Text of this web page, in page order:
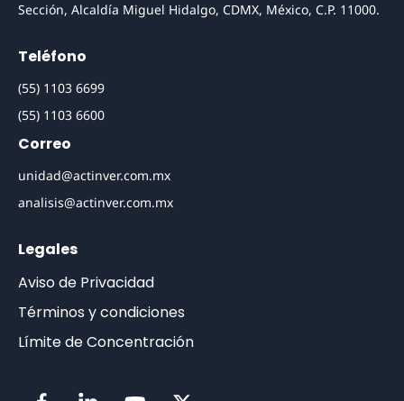
Sección, Alcaldía Miguel Hidalgo, CDMX, México, C.P. 11000.
Teléfono
(55) 1103 6699
(55) 1103 6600
Correo
unidad@actinver.com.mx
analisis@actinver.com.mx
Legales
Aviso de Privacidad
Términos y condiciones
Límite de Concentración